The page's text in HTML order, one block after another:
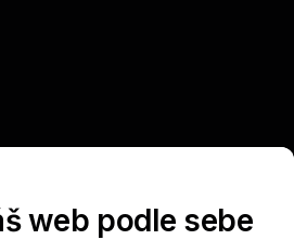
web podle sebe